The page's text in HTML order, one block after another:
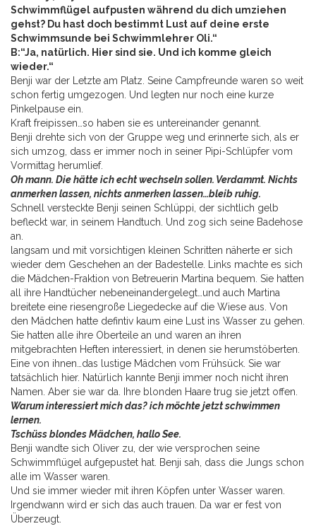
Schwimmflügel aufpusten während du dich umziehen
gehst? Du hast doch bestimmt Lust auf deine erste
Schwimmsunde bei Schwimmlehrer Oli.“
B:“Ja, natürlich. Hier sind sie. Und ich komme gleich
wieder.“
Benji war der Letzte am Platz. Seine Campfreunde waren so weit
schon fertig umgezogen. Und legten nur noch eine kurze
Pinkelpause ein.
Kraft freipissen…so haben sie es untereinander genannt.
Benji drehte sich von der Gruppe weg und erinnerte sich, als er
sich umzog, dass er immer noch in seiner Pipi-Schlüpfer vom
Vormittag herumlief.
Oh mann. Die hätte ich echt wechseln sollen. Verdammt. Nichts
anmerken lassen, nichts anmerken lassen…bleib ruhig.
Schnell versteckte Benji seinen Schlüppi, der sichtlich gelb
befleckt war, in seinem Handtuch. Und zog sich seine Badehose
an.
langsam und mit vorsichtigen kleinen Schritten näherte er sich
wieder dem Geschehen an der Badestelle. Links machte es sich
die Mädchen-Fraktion von Betreuerin Martina bequem. Sie hatten
all ihre Handtücher nebeneinandergelegt…und auch Martina
breitete eine riesengroße Liegedecke auf die Wiese aus. Von
den Mädchen hatte defintiv kaum eine Lust ins Wasser zu gehen.
Sie hatten alle ihre Oberteile an und waren an ihren
mitgebrachten Heften interessiert, in denen sie herumstöberten.
Eine von ihnen…das lustige Mädchen vom Frühsück. Sie war
tatsächlich hier. Natürlich kannte Benji immer noch nicht ihren
Namen. Aber sie war da. Ihre blonden Haare trug sie jetzt offen.
Warum interessiert mich das? ich möchte jetzt schwimmen
lernen.
Tschüss blondes Mädchen, hallo See.
Benji wandte sich Oliver zu, der wie versprochen seine
Schwimmflügel aufgepustet hat. Benji sah, dass die Jungs schon
alle im Wasser waren.
Und sie immer wieder mit ihren Köpfen unter Wasser waren.
Irgendwann wird er sich das auch trauen. Da war er fest von
Überzeugt.